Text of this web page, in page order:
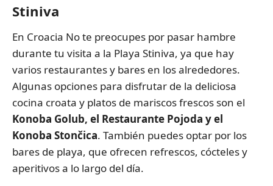
Stiniva
En Croacia No te preocupes por pasar hambre
durante tu visita a la Playa Stiniva, ya que hay
varios restaurantes y bares en los alrededores.
Algunas opciones para disfrutar de la deliciosa
cocina croata y platos de mariscos frescos son el
Konoba Golub, el Restaurante Pojoda y el
Konoba Stončica. También puedes optar por los
bares de playa, que ofrecen refrescos, cócteles y
aperitivos a lo largo del día.